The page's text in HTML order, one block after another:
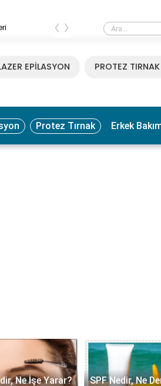
Medikal El ve Ayak
‹ ›
EPİLASYON PROTEZ TIRNAK
Protez Tırnak Erkek
Ne İşe Yarar?
SPF Nedir, Ne